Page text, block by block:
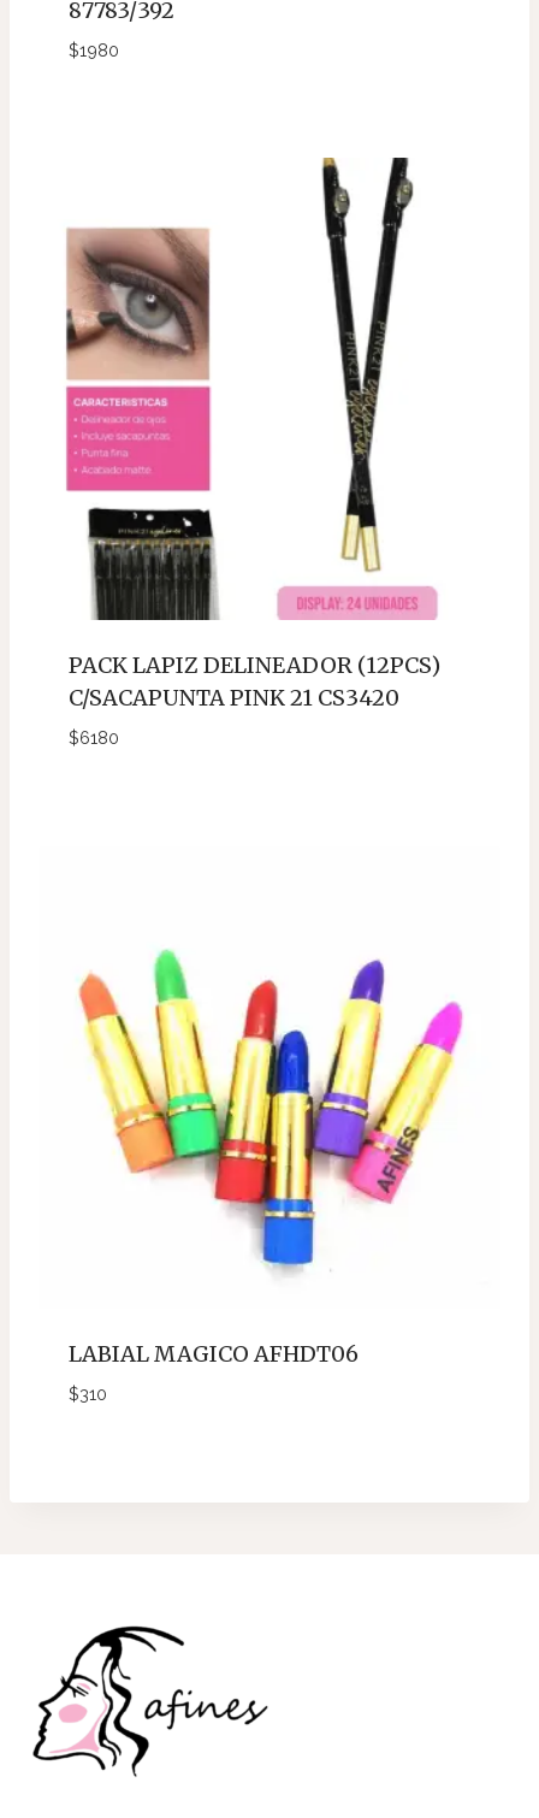
87783/392
$1980
PACK LAPIZ DELINEADOR (12PCS)
C/SACAPUNTA PINK 21 CS3420
$6180
LABIAL MAGICO AFHDT06
$310